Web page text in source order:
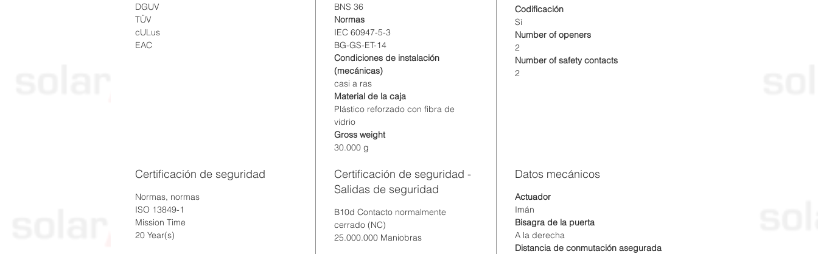
DGUV
TÜV
cULus
EAC
BNS 36
Normas
IEC 60947-5-3
BG-GS-ET-14
Condiciones de instalación
(mecánicas)
casi a ras
Material de la caja
Plástico reforzado con fibra de
vidrio
Gross weight
30.000 g
Codificación
Sí
Number of openers
2
Number of safety contacts
2
Certificación de seguridad
Normas, normas
ISO 13849-1
Mission Time
20 Year(s)
Certificación de seguridad -
Salidas de seguridad
B10d Contacto normalmente
cerrado (NC)
25.000.000 Maniobras
Datos mecánicos
Actuador
Imán
Bisagra de la puerta
A la derecha
Distancia de conmutación asegurada